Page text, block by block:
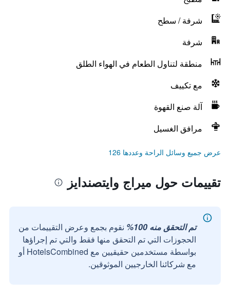
شرفة / سطح
شرفة
منطقة لتناول الطعام في الهواء الطلق
مع تكييف
آلة صنع القهوة
مرافق الغسيل
عرض جميع وسائل الراحة وعددها 126
تقييمات حول ميراج وايتصندايز
تم التحقق منه 100%
نقوم بجمع وعرض التقييمات من
الحجوزات التي تم التحقق منها فقط والتي تم إجراؤها
بواسطة مستخدمين حقيقيين مع HotelsCombined أو
مع شركائنا الخارجيين الموثوقين.